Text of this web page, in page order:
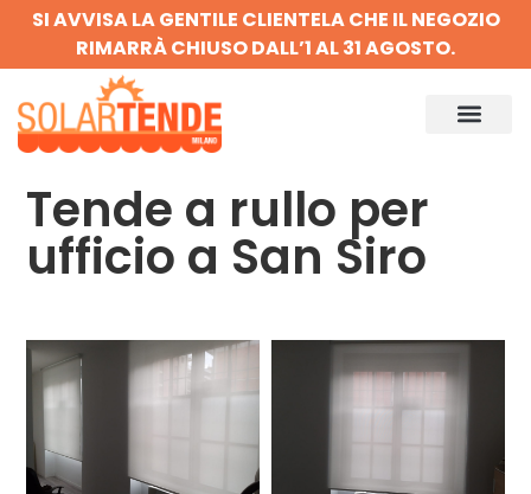
SI AVVISA LA GENTILE CLIENTELA CHE IL NEGOZIO
RIMARRÀ CHIUSO DALL’1 AL 31 AGOSTO.
Tende a rullo per
ufficio a San Siro